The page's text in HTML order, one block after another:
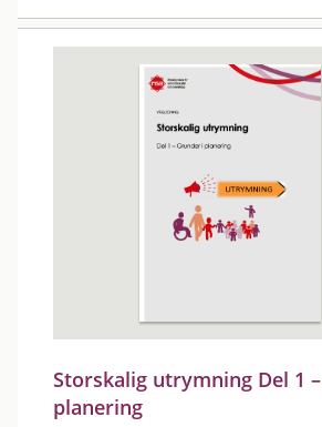
Storskalig utrymning Del 1
planering